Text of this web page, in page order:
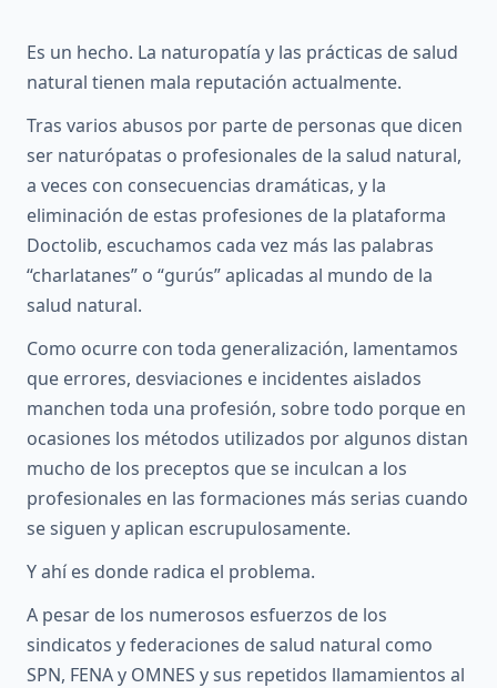
Es un hecho. La naturopatía y las prácticas de salud
natural tienen mala reputación actualmente.
Tras varios abusos por parte de personas que dicen
ser naturópatas o profesionales de la salud natural,
a veces con consecuencias dramáticas, y la
eliminación de estas profesiones de la plataforma
Doctolib, escuchamos cada vez más las palabras
“charlatanes” o “gurús” aplicadas al mundo de la
salud natural.
Como ocurre con toda generalización, lamentamos
que errores, desviaciones e incidentes aislados
manchen toda una profesión, sobre todo porque en
ocasiones los métodos utilizados por algunos distan
mucho de los preceptos que se inculcan a los
profesionales en las formaciones más serias cuando
se siguen y aplican escrupulosamente.
Y ahí es donde radica el problema.
A pesar de los numerosos esfuerzos de los
sindicatos y federaciones de salud natural como
SPN, FENA y OMNES y sus repetidos llamamientos al